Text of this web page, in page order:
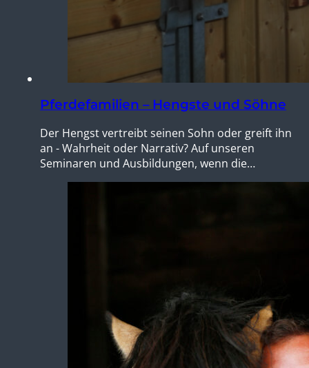
Pferdefamilien – Hengste und Söhne
Der Hengst vertreibt seinen Sohn oder greift ihn
an - Wahrheit oder Narrativ? Auf unseren
Seminaren und Ausbildungen, wenn die…